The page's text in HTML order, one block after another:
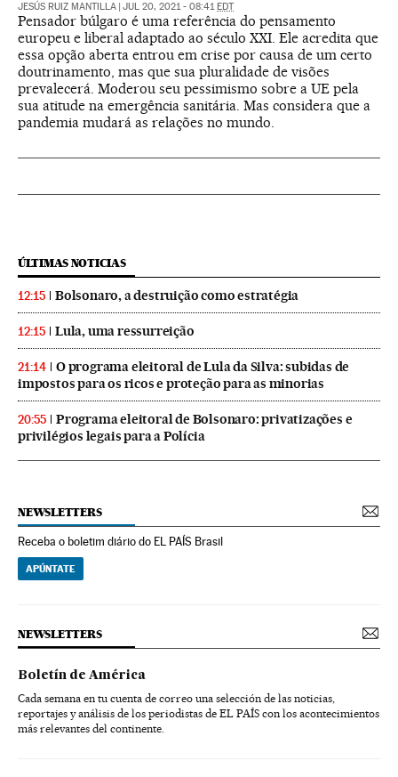
JESÚS RUIZ MANTILLA JUL 20, 2021 - 08:41 EDT
Pensador búlgaro é uma referência do pensamento
europeu e liberal adaptado ao século XXI. Ele acredita que
essa opção aberta entrou em crise por causa de um certo
doutrinamento, mas que sua pluralidade de visões
prevalecerá. Moderou seu pessimismo sobre a UE pela
sua atitude na emergência sanitária. Mas considera que a
pandemia mudará as relações no mundo.
ÚLTIMAS NOTICIAS
12:15 Bolsonaro, a destruição como estratégia
12:15 Lula, uma ressurreição
21:14
O programa eleitoral de Lula da Silva: subidas de
impostos para os ricos e proteção para as minorias
20:55
Programa eleitoral de Bolsonaro: privatizações e
privilégios legais para a Polícia
NEWSLETTERS
Receba o boletim diário do EL PAÍS Brasil
APÚNTATE
NEWSLETTERS
Boletín de América
Cada semana en tu cuenta de correo una selección de las noticias,
reportajes y análisis de los periodistas de EL PAÍS con los acontecimientos
más relevantes del continente.